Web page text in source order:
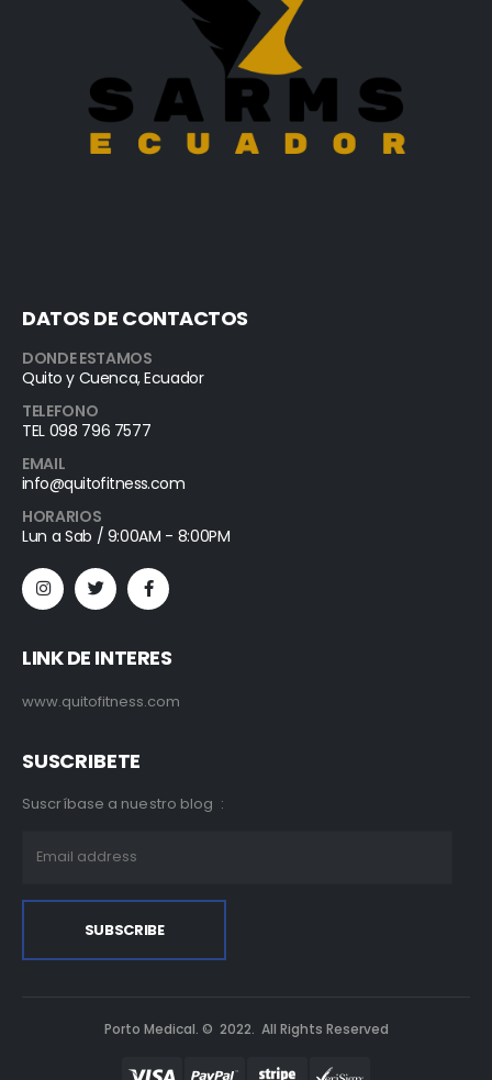
DATOS DE CONTACTOS
DONDE ESTAMOS
Quito y Cuenca, Ecuador
TELEFONO
TEL 098 796 7577
EMAIL
info@quitofitness.com
HORARIOS
Lun a Sab / 9:00AM - 8:00PM
LINK DE INTERES
www.quitofitness.com
SUSCRIBETE
Suscríbase a nuestro blog :
Porto Medical. © 2022. All Rights Reserved